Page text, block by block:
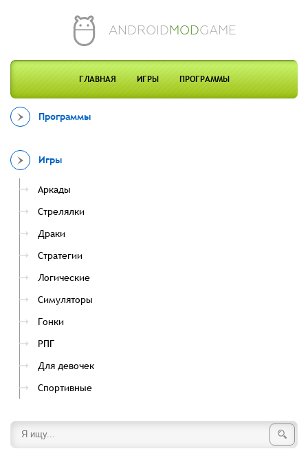
ANDROIDMODGAME
ГЛАВНАЯ ИГРЫ ПРОГРАММЫ
Программы
Игры
Аркады
Стрелялки
Драки
Стратегии
Логические
Симуляторы
Гонки
РПГ
Для девочек
Спортивные